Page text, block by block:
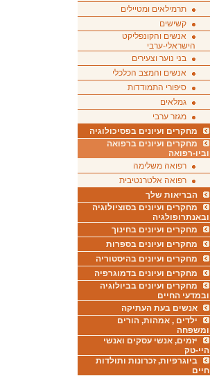
תרמילאים ומטיילים
קשישים
אנשים והקונפליקט
הישראלי-ערבי
בני נוער וצעירים
אנשים והמצב הכלכלי
סיפורי התמודדות
גמלאים
מגזר ערבי
מחקרים ועיונים בפסיכולוגיה
מחקרים ועיונים ברפואה
וביו-רפואה
רפואה משלימה
רפואה אלטרנטיבית
הבריאות שלך
מחקרים ועיונים בסוציולוגיה
ובאנתרופולגיה
מחקרים ועיונים בחינוך
מחקרים ועיונים בספרות
מחקרים ועיונים בהיסטוריה
מחקרים ועיונים בדמוגרפיה
מחקרים ועיונים בביולוגיה
ובמדעי החיים
אנשים בעת העתיקה
ילדים , אמהות, הורים
ומשפחה
יזמים, אנשי עסקים ואנשי
היי-טק
ביוגרפיות, זכרונות ותולדות
חיים